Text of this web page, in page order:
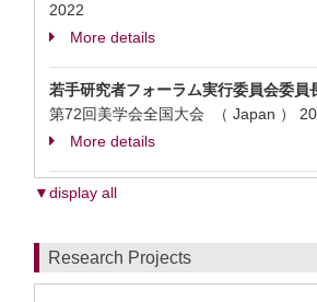
2022
More details
若手研究者フォーラム実行委員会委員
第72回美学会全国大会 （ Japan ）
More details
▼display all
Research Projects